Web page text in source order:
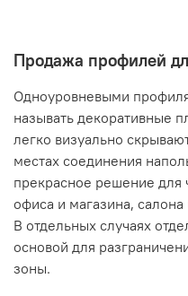
Продажа профилей
Одноуровневыми
называть декоративные
легко визуально
местах соединения
прекрасное решение для
офиса и магазина,
В отдельных случаях
основой для
зоны.